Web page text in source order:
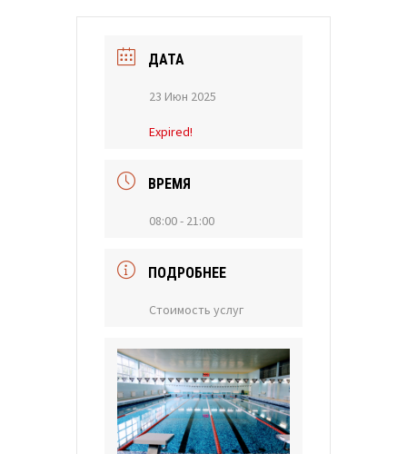
ДАТА
23 Июн 2025
Expired!
ВРЕМЯ
08:00 - 21:00
ПОДРОБНЕЕ
Стоимость услуг